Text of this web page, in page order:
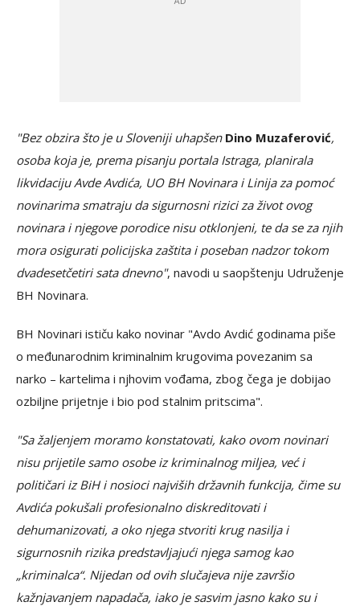
"Bez obzira što je u Sloveniji uhapšen Dino Muzaferović,
osoba koja je, prema pisanju portala Istraga, planirala
likvidaciju Avde Avdića, UO BH Novinara i Linija za pomoć
novinarima smatraju da sigurnosni rizici za život ovog
novinara i njegove porodice nisu otklonjeni, te da se za njih
mora osigurati policijska zaštita i poseban nadzor tokom
dvadesetčetiri sata dnevno", navodi u saopštenju Udruženje
BH Novinara.
BH Novinari ističu kako novinar "Avdo Avdić godinama piše
o međunarodnim kriminalnim krugovima povezanim sa
narko – kartelima i njhovim vođama, zbog čega je dobijao
ozbiljne prijetnje i bio pod stalnim pritscima".
"Sa žaljenjem moramo konstatovati, kako ovom novinari
nisu prijetile samo osobe iz kriminalnog miljea, već i
političari iz BiH i nosioci najviših državnih funkcija, čime su
Avdića pokušali profesionalno diskreditovati i
dehumanizovati, a oko njega stvoriti krug nasilja i
sigurnosnih rizika predstavljajući njega samog kao
„kriminalca“. Nijedan od ovih slučajeva nije završio
kažnjavanjem napadača, iako je sasvim jasno kako su i